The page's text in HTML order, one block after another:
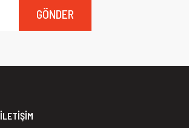
GÖNDER
İLETİŞİM